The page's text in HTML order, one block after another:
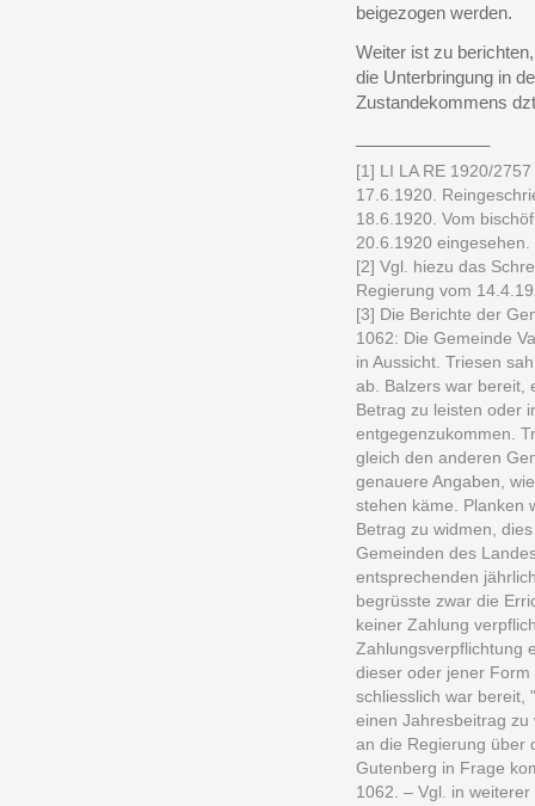
beigezogen werden.
Weiter ist zu
die Unterbringung in
Zustandekommens
[1] LI LA RE 1920/
17.6.1920.
18.6.1920. Vom
20.6.1920 eingesehen.
[2] Vgl. hiezu das
Regierung vom
[3] Die Berichte der
1062: Die Gemeinde
in Aussicht. Triesen
ab. Balzers war bereit,
Betrag zu leisten oder
entgegenzukommen.
gleich den anderen
genauere Angaben,
stehen käme. Planken
Betrag zu widmen,
Gemeinden des
entsprechenden
begrüsste zwar die
keiner Zahlung
Zahlungsverpflichtung
dieser oder jener
schliesslich war bereit,
einen Jahresbeitrag
an die Regierung über
Gutenberg in Frage
1062. – Vgl. in